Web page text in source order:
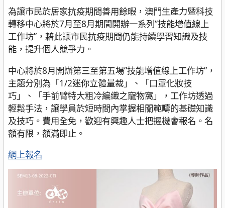
為讓市民於居家抗疫期間善用餘暇，澳門生產力暨科技
轉移中心將於7月至8月期間開辦一系列”技能增值線上
工作坊”，藉此讓市民抗疫期間仍能持續學習知識及技
能，提升個人競爭力。
中心將於8月開辦第三至第五場”技能增值線上工作坊”，
主題分別為「1/2迷你立體量裁」、「口罩化妝技
巧」、「手前臂特大粗冷編織之寵物窩」，工作坊透過
輕鬆手法，讓學員於短時間內掌握相關範疇的基礎知識
及技巧。費用全免，歡迎有興趣人士把握機會報名。名
額有限，額滿即止。
網上報名